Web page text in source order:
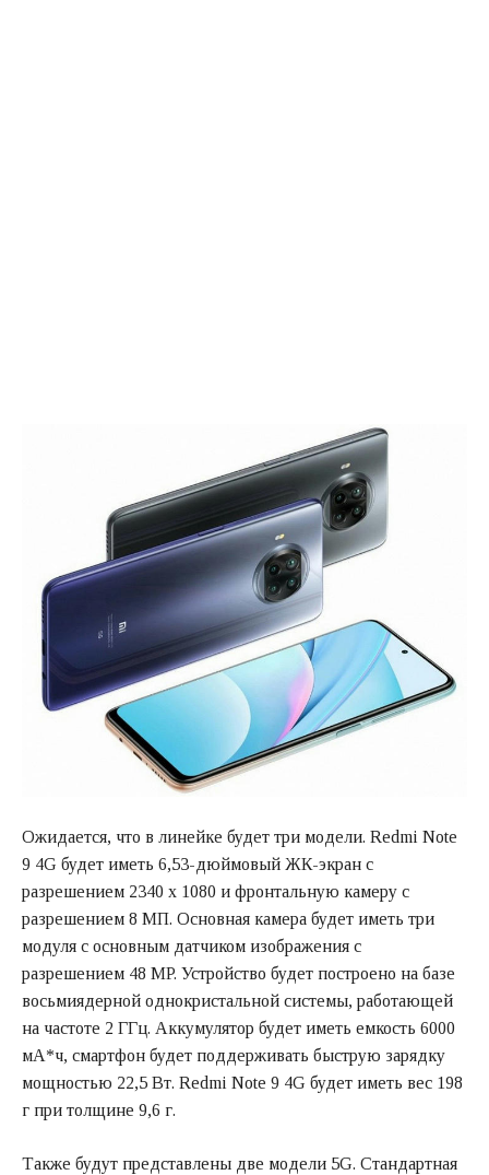
Ожидается, что в линейке будет три модели. Redmi Note
9 4G будет иметь 6,53-дюймовый ЖК-экран с
разрешением 2340 x 1080 и фронтальную камеру с
разрешением 8 МП. Основная камера будет иметь три
модуля с основным датчиком изображения с
разрешением 48 MP. Устройство будет построено на базе
восьмиядерной однокристальной системы, работающей
на частоте 2 ГГц. Аккумулятор будет иметь емкость 6000
мА*ч, смартфон будет поддерживать быструю зарядку
мощностью 22,5 Вт. Redmi Note 9 4G будет иметь вес 198
г при толщине 9,6 г.
Также будут представлены две модели 5G. Стандартная